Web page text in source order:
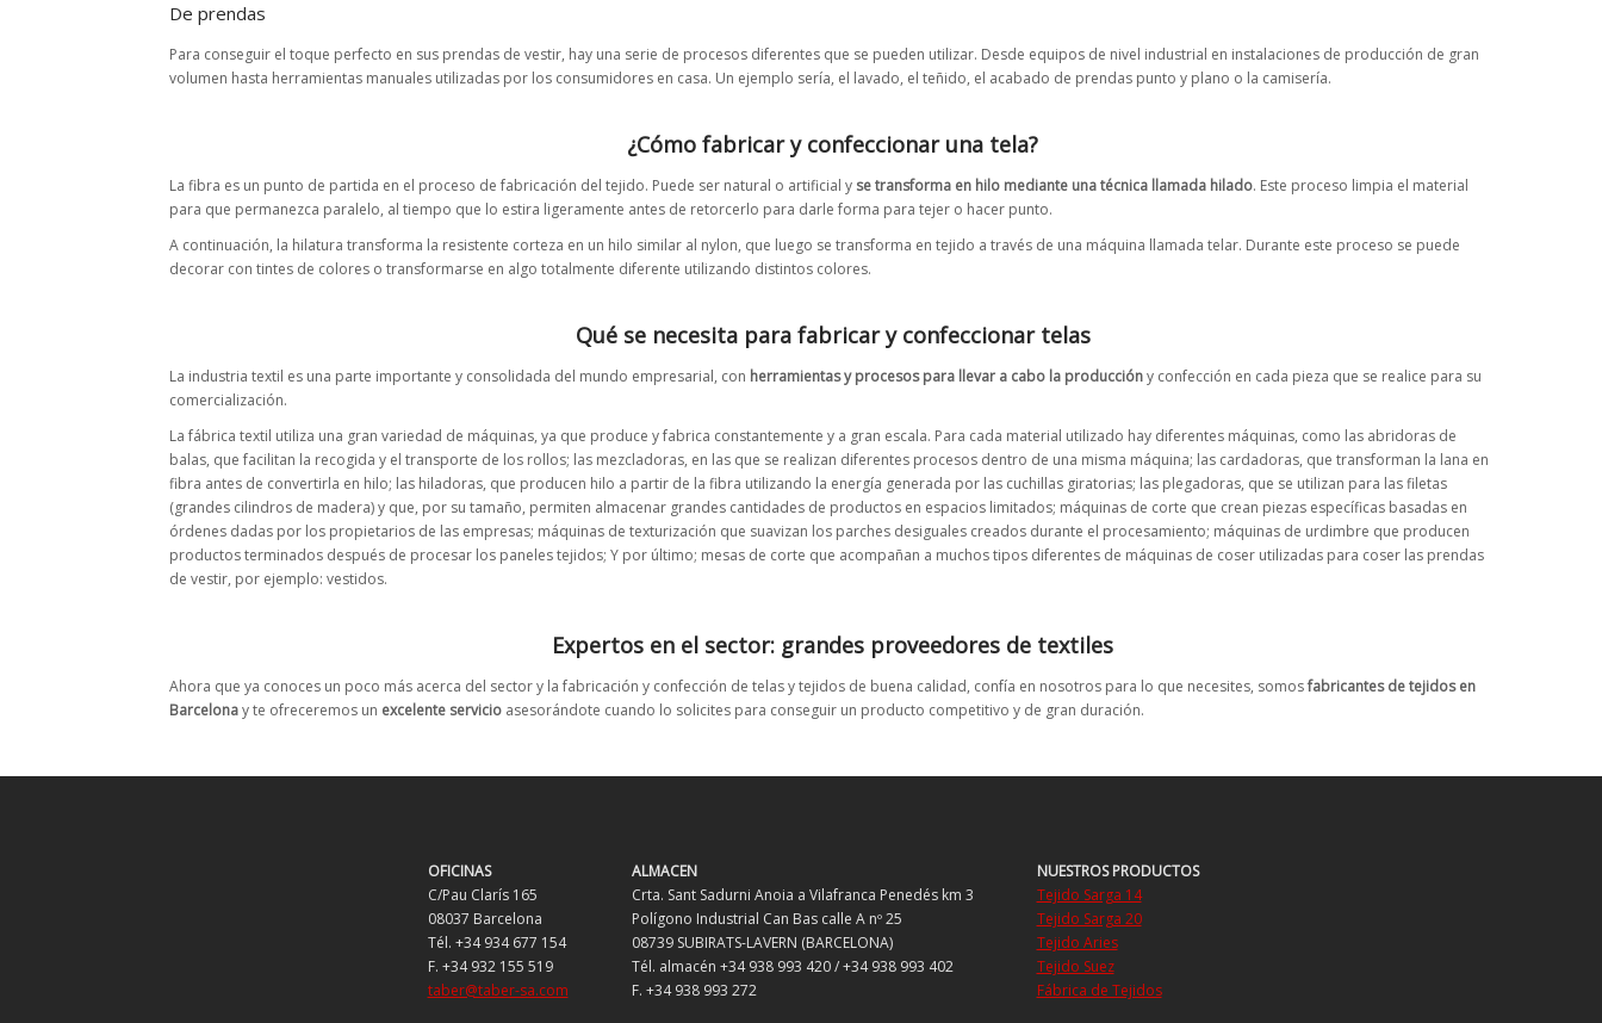
De prendas
Para conseguir el toque perfecto en sus prendas de vestir, hay una serie de procesos diferentes que se pueden utilizar. Desde equipos de nivel industrial en instalaciones de producción de gran
volumen hasta herramientas manuales utilizadas por los consumidores en casa. Un ejemplo sería, el lavado, el teñido, el acabado de prendas punto y plano o la camisería.
¿Cómo fabricar y confeccionar una tela?
La fibra es un punto de partida en el proceso de fabricación del tejido. Puede ser natural o artificial y se transforma en hilo mediante una técnica llamada hilado. Este proceso limpia el material
para que permanezca paralelo, al tiempo que lo estira ligeramente antes de retorcerlo para darle forma para tejer o hacer punto.
A continuación, la hilatura transforma la resistente corteza en un hilo similar al nylon, que luego se transforma en tejido a través de una máquina llamada telar. Durante este proceso se puede
decorar con tintes de colores o transformarse en algo totalmente diferente utilizando distintos colores.
Qué se necesita para fabricar y confeccionar telas
La industria textil es una parte importante y consolidada del mundo empresarial, con herramientas y procesos para llevar a cabo la produccióny confección en cada pieza que se realice para su
comercialización.
La fábrica textil utiliza una gran variedad de máquinas, ya que produce y fabrica constantemente y a gran escala. Para cada material utilizado hay diferentes máquinas, como las abridoras de
balas, que facilitan la recogida y el transporte de los rollos; las mezcladoras, en las que se realizan diferentes procesos dentro de una misma máquina; las cardadoras, que transforman la lana en
fibra antes de convertirla en hilo; las hiladoras, que producen hilo a partir de la fibra utilizando la energía generada por las cuchillas giratorias; las plegadoras, que se utilizan para las filetas
(grandes cilindros de madera) y que, por su tamaño, permiten almacenar grandes cantidades de productos en espacios limitados; máquinas de corte que crean piezas específicas basadas en
órdenes dadas por los propietarios de las empresas; máquinas de texturización que suavizan los parches desiguales creados durante el procesamiento; máquinas de urdimbre que producen
productos terminados después de procesar los paneles tejidos; Y por último; mesas de corte que acompañan a muchos tipos diferentes de máquinas de coser utilizadas para coser las prendas
de vestir, por ejemplo: vestidos.
Expertos en el sector: grandes proveedores de textiles
Ahora que ya conoces un poco más acerca del sector y la fabricación y confección de telas y tejidos de buena calidad, confía en nosotros para lo que necesites, somosfabricantes de tejidos en
Barcelonay te ofreceremos un excelente servicio asesorándote cuando lo solicites para conseguir un producto competitivo y de gran duración.
OFICINAS
C/Pau Clarís 165
08037 Barcelona
Tél. +34 934 677 154
F. +34 932 155 519
taber@taber-sa.com
ALMACEN
Crta. Sant Sadurni Anoia a Vilafranca Penedés km 3
Polígono Industrial Can Bas calle A nº 25
08739 SUBIRATS-LAVERN (BARCELONA)
Tél. almacén +34 938 993 420 / +34 938 993 402
F. +34 938 993 272
NUESTROS PRODUCTOS
Tejido Sarga 14
Tejido Sarga 20
Tejido Aries
Tejido Suez
Fábrica de Tejidos